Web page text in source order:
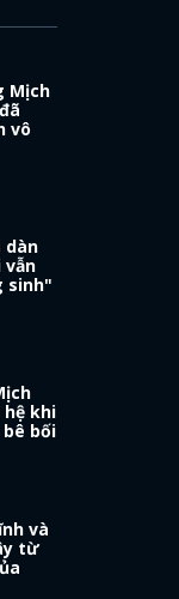
Mịch
vô
dàn
vẫn
sinh"
hệ khi
bối
và
từ